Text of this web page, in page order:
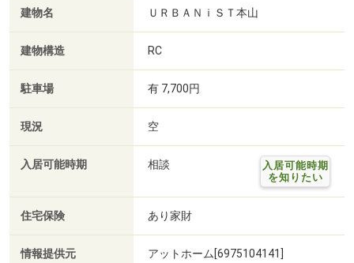
建物名 ＵＲＢＡＮｉＳＴ本山
建物構造 RC
駐車場 有 7,700円
現況 空
入居可能時期 相談
入居可能時期
を知りたい
住宅保険 あり家財
情報提供元 アットホーム[6975104141]